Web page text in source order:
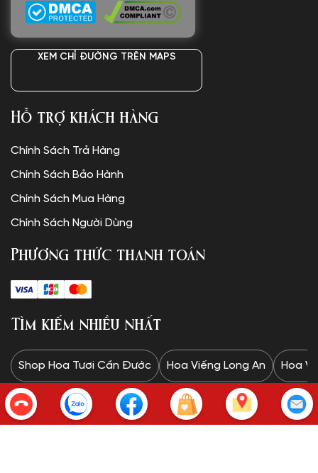
XEM CHỈ ĐƯỜNG TRÊN MAPS
Hỗ trợ khách hàng
Chính Sách Trả Hàng
Chính Sách Bảo Hành
Chính Sách Mua Hàng
Chính Sách Người Dùng
Phương thức thanh toán
Tìm kiếm nhiều nhất
Shop Hoa Tươi Cần Đước Hoa Viếng Long An Hoa